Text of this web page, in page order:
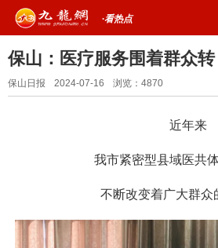
·看热点
保山：医疗服务围着群众转
保山日报 2024-07-16 浏览： 4870
近年来
我市紧密型县域医共体
不断改变着广大群众